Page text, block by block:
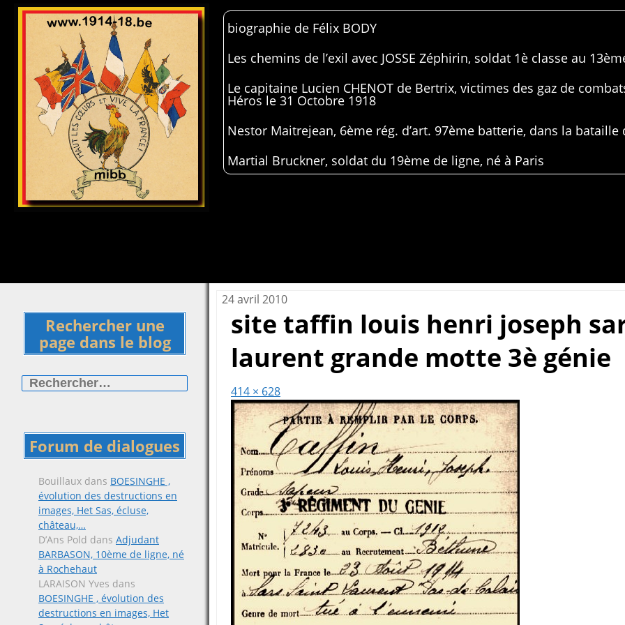
biographie de Félix BODY
Les chemins de l’exil avec JOSSE Zéphirin, soldat 1è classe au
Le capitaine Lucien CHENOT de Bertrix, victimes des gaz de
Héros le 31 Octobre 1918
Nestor Maitrejean, 6ème rég. d’art. 97ème batterie, dans la bataille
Martial Bruckner, soldat du 19ème de ligne, né à Paris
Rechercher une
page dans le blog
Forum de dialogues
Bouillaux dans BOESINGHE ,
évolution des destructions en
images, Het Sas, écluse,
château,…
D’Ans Pold dans Adjudant
BARBASON, 10ème de ligne, né
à Rochehaut
LARAISON Yves dans
BOESINGHE , évolution des
destructions en images, Het
24 avril 2010
site taffin louis henri joseph
laurent grande motte 3è génie
414 × 628